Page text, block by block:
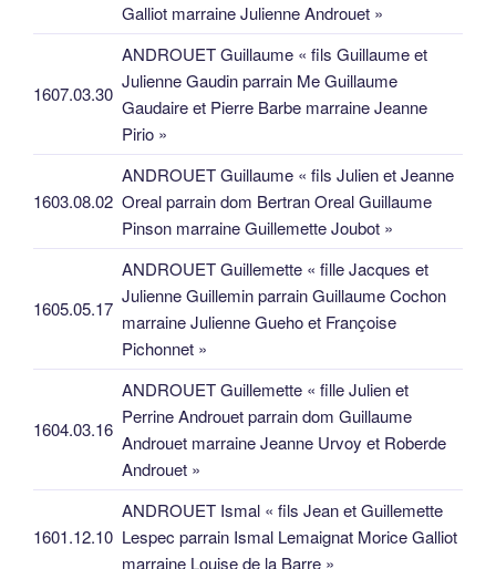
Galliot marraine Julienne Androuet »
1607.03.30
ANDROUET Guillaume « fils Guillaume et
Julienne Gaudin parrain Me Guillaume
Gaudaire et Pierre Barbe marraine Jeanne
Pirio »
1603.08.02
ANDROUET Guillaume « fils Julien et Jeanne
Oreal parrain dom Bertran Oreal Guillaume
Pinson marraine Guillemette Joubot »
1605.05.17
ANDROUET Guillemette « fille Jacques et
Julienne Guillemin parrain Guillaume Cochon
marraine Julienne Gueho et Françoise
Pichonnet »
1604.03.16
ANDROUET Guillemette « fille Julien et
Perrine Androuet parrain dom Guillaume
Androuet marraine Jeanne Urvoy et Roberde
Androuet »
1601.12.10
ANDROUET Ismal « fils Jean et Guillemette
Lespec parrain Ismal Lemaignat Morice Galliot
marraine Louise de la Barre »